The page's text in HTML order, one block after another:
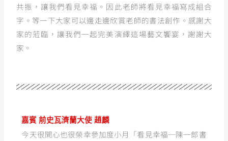
共振，讓我們看見幸福。因此老師將看見幸福寫成組合
字。等一下大家可以邊走邊欣賞老師的書法創作。感謝大
家的蒞臨，讓我們一起完美演繹這場藝文饗宴，謝謝大
家。
嘉賓 前史瓦濟蘭大使 趙麟
今天很開心也很榮幸參加度小月「看見幸福─陳一郎書